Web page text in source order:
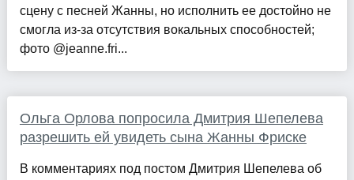
сцену с песней Жанны, но исполнить ее достойно не
смогла из-за отсутствия вокальных способностей;
фото @jeanne.fri...
Ольга Орлова попросила Дмитрия Шепелева
разрешить ей увидеть сына Жанны Фриске
В комментариях под постом Дмитрия Шепелева об